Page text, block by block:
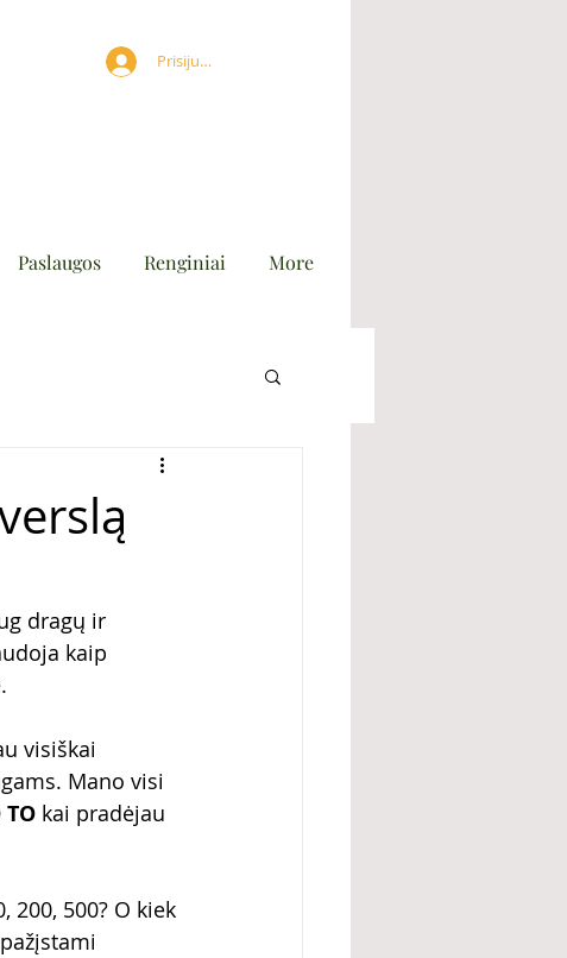
Prisijungti
Paslaugos Renginiai More
dragų ir
kaip
visiškai
Mano visi
TO kai pradėjau
500? O kiek